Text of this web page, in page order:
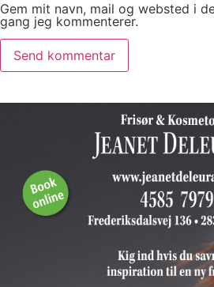
Gem mit navn, mail og websted i
gang jeg kommenterer.